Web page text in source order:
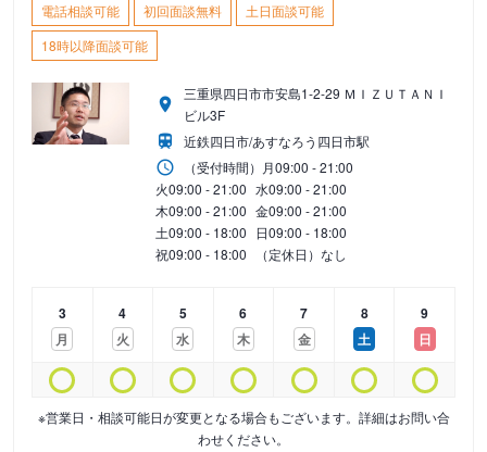
電話相談可能 初回面談無料
土日面談可能
18時以降面談可能
三重県四日市市安島1-2-29 ＭＩＺＵＴＡＮＩ
ビル3F
近鉄四日市/あすなろう四日市駅
（受付時間） 月09:00 - 21:00
火09:00 - 21:00 水09:00 - 21:00
木09:00 - 21:00 金09:00 - 21:00
土09:00 - 18:00 日09:00 - 18:00
祝09:00 - 18:00 （定休日）なし
3
月
4
火
5
水
6
木
7
金
8
土
9
日
※営業日・相談可能日が変更となる場合もございます。詳細はお問い合
わせください。